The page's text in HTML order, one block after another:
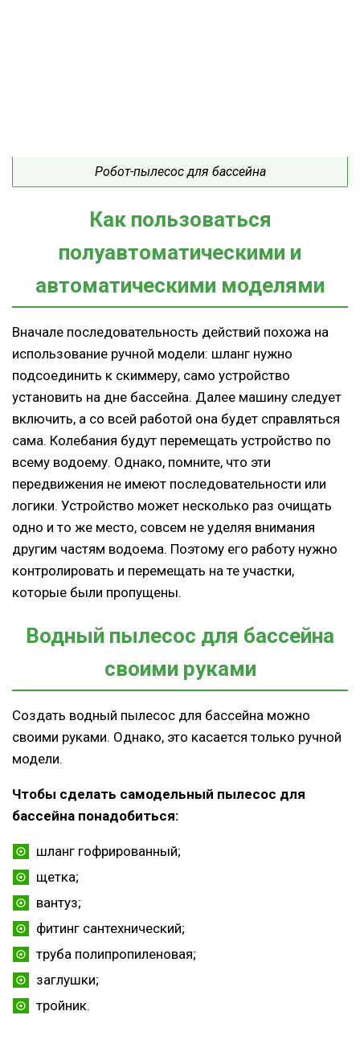
Робот-пылесос для бассейна
Как пользоваться
полуавтоматическими и
автоматическими моделями
Вначале последовательность действий похожа на
использование ручной модели: шланг нужно
подсоединить к скиммеру, само устройство
установить на дне бассейна. Далее машину следует
включить, а со всей работой она будет справляться
сама. Колебания будут перемещать устройство по
всему водоему. Однако, помните, что эти
передвижения не имеют последовательности или
логики. Устройство может несколько раз очищать
одно и то же место, совсем не уделяя внимания
другим частям водоема. Поэтому его работу нужно
контролировать и перемещать на те участки,
которые были пропущены.
Водный пылесос для бассейна
своими руками
Создать водный пылесос для бассейна можно
своими руками. Однако, это касается только ручной
модели.
Чтобы сделать самодельный пылесос для
бассейна понадобиться:
шланг гофрированный;
щетка;
вантуз;
фитинг сантехнический;
труба полипропиленовая;
заглушки;
тройник.